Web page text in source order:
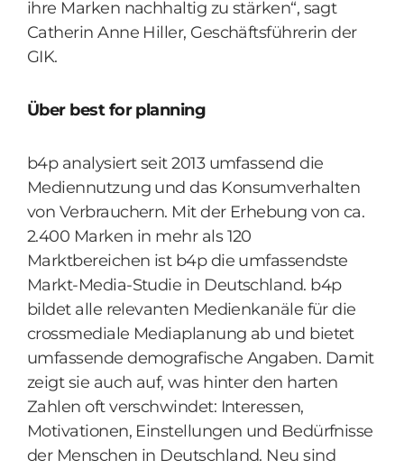
ihre Marken nachhaltig zu stärken“, sagt
Catherin Anne Hiller, Geschäftsführerin der
GIK.
Über best for planning
b4p analysiert seit 2013 umfassend die
Mediennutzung und das Konsumverhalten
von Verbrauchern. Mit der Erhebung von ca.
2.400 Marken in mehr als 120
Marktbereichen ist b4p die umfassendste
Markt-Media-Studie in Deutschland. b4p
bildet alle relevanten Medienkanäle für die
crossmediale Mediaplanung ab und bietet
umfassende demografische Angaben. Damit
zeigt sie auch auf, was hinter den harten
Zahlen oft verschwindet: Interessen,
Motivationen, Einstellungen und Bedürfnisse
der Menschen in Deutschland. Neu sind